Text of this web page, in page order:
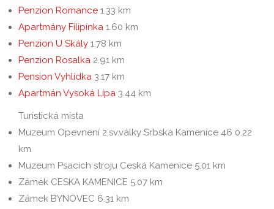
Penzion Romance 1.33 km
Apartmány Filipínka 1.60 km
Penzion U Skály 1.78 km
Penzion Rosalka 2.91 km
Pension Vyhlídka 3.17 km
Apartmán Vysoká Lípa 3.44 km
Turistická místa
Muzeum Opevnení 2.sv.války Srbská Kamenice 46 0.22
km
Muzeum Psacích stroju Ceská Kamenice 5.01 km
Zámek CESKA KAMENICE 5.07 km
Zámek BYNOVEC 6.31 km